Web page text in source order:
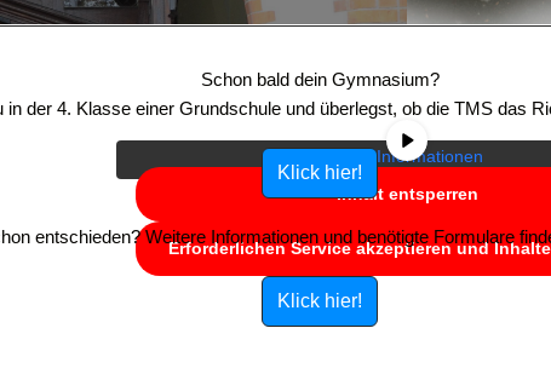
eigentlichen Inhalt zuzugreifen, klicken Sie auf die
Bitte beachten Sie, dass dabei Daten an
werden.
Mehr Informationen
Inhalt entsperren
Erforderlichen Service akzeptieren und
Schon bald dein Gymnasium?
in der 4. Klasse einer Grundschule und überlegst, ob die TMS das
Klick hier!
entschieden? Weitere Informationen und benötigte Formulare
Klick hier!